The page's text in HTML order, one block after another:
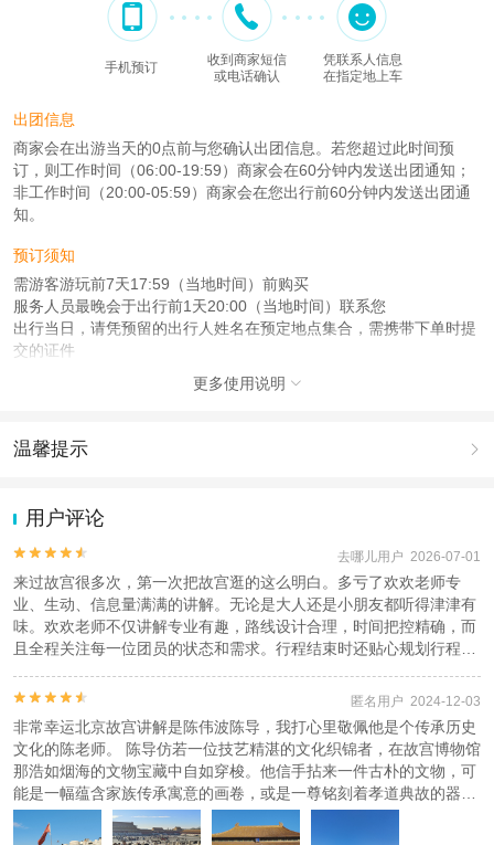
手机预订
收到商家短信
或电话确认
凭联系人信息
在指定地上车
出团信息
商家会在出游当天的0点前与您确认出团信息。若您超过此时间预
订，则工作时间（06:00-19:59）商家会在60分钟内发送出团通知；
非工作时间（20:00-05:59）商家会在您出行前60分钟内发送出团通
知。
预订须知
需游客游玩前7天17:59（当地时间）前购买
服务人员最晚会于出行前1天20:00（当地时间）联系您
出行当日，请凭预留的出行人姓名在预定地点集合，需携带下单时提
交的证件
查看特许经营许可证信息
更多使用说明 
温馨提示 
动（如跳伞、潜水、滑雪等）前，请务必仔细阅读
2.为普及旅游安全知识及旅游文明公约，使您的旅程顺利圆满完成，
特制定《去哪儿网旅游安全手册》 ，请您认真阅读并切实遵守。
用户评论

 去哪儿用户 2026-07-01
来过故宫很多次，第一次把故宫逛的这么明白。多亏了欢欢老师专
业、生动、信息量满满的讲解。无论是大人还是小朋友都听得津津有
味。欢欢老师不仅讲解专业有趣，路线设计合理，时间把控精确，而
且全程关注每一位团员的状态和需求。行程结束时还贴心规划行程线

 匿名用户 2024-12-03
非常幸运北京故宫讲解是陈伟波陈导，我打心里敬佩他是个传承历史
文化的陈老师。 陈导仿若一位技艺精湛的文化织锦者，在故宫博物馆
那浩如烟海的文物宝藏中自如穿梭。他信手拈来一件古朴的文物，可
能是一幅蕴含家族传承寓意的画卷，或是一尊铭刻着孝道典故的器
具。 以那文物为鲜活的引子，他将孝顺父母的故事娓娓道来，把古老
的孝道准则与文物的纹理、色泽巧妙融合，让听众仿佛能看到岁月长